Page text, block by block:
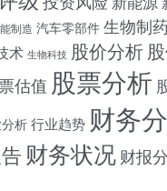
制造 汽车零部件 生物制
术 生物科技 股价分析
估值 股票分析
析 行业趋势 财务
财务状况财报